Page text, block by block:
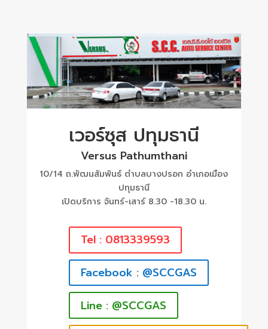
เวอร์ซุส ปทุมธานี
Versus Pathumthani
10/14 ถ.พัฒนสัมพันธ์ ตำบลบางปรอก อำเภอเมือง
ปทุมธานี
เปิดบริการ จันทร์-เสาร์ 8.30 -18.30 น.
Tel : 0813339593
Facebook : @SCCGAS
Line : @SCCGAS